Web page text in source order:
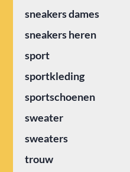
sneakers dames
sneakers heren
sport
sportkleding
sportschoenen
sweater
sweaters
trouw